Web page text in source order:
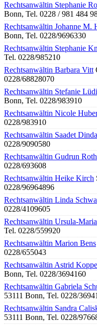
Rechtsanwältin Stephanie
Bonn, Tel. 0228 / 981 484
Rechtsanwältin Johanne M.
Bonn, Tel. 0228/9696330
Rechtsanwältin Stephanie
Tel. 0228/985210
Rechtsanwältin Barbara Vitt
0228/68828070
Rechtsanwältin Stefanie
Bonn, Tel. 0228/983910
Rechtsanwältin Nicole
0228/983910
Rechtsanwältin Saadet
0228/9090580
Rechtsanwältin Gudrun Roth
0228/693608
Rechtsanwältin Heike Kirch
0228/96964896
Rechtsanwältin Linda
0228/4109605
Rechtsanwältin Ursula-
Tel. 0228/559920
Rechtsanwältin Marion Bens
0228/655043
Rechtsanwältin Astrid Koppe
Bonn, Tel. 0228/3694160
Rechtsanwältin Gabriela
53111 Bonn, Tel. 0228/
Rechtsanwältin Sandra
53111 Bonn, Tel. 0228/